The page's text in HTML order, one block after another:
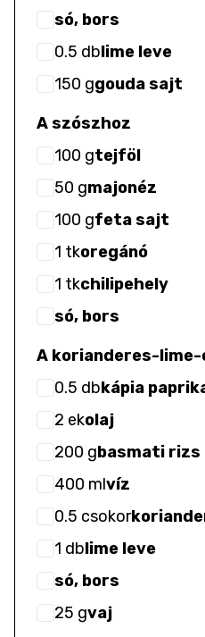
só, bors
0.5 dblime leve
150 ggouda sajt
A szószhoz
100 gtejföl
50 gmajonéz
100 gfeta sajt
1 tkoregánó
1 tkchilipehely
só, bors
A korianderes-
0.5 dbkápia
2 ekolaj
200 gbasmati rizs
400 mlvíz
0.5 csokor
1 dblime leve
só, bors
25 gvaj